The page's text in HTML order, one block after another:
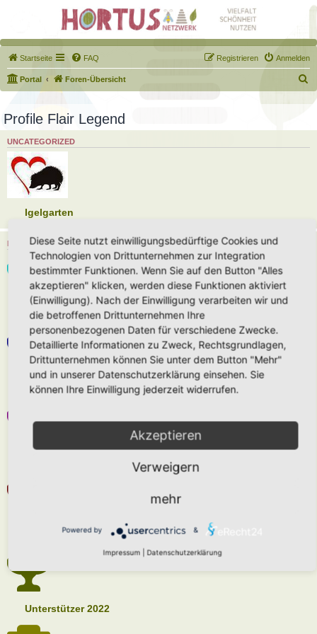
Startseite FAQ Anmelden
Registrieren
Portal Foren-Übersicht
h
e
Profile Flair Legend
UNCATEGORIZED
Igelgarten
HORTUS-NETZWERK UNTERSTÜTZER
Unterstützer 2026
Unterstützer 2025
Unterstützer 2023
Unterstützer 2022
Diese Seite nutzt einwilligungsbedürftige Cookies und
Technologien von Drittunternehmen zur Integration
bestimmter Funktionen. Wenn Sie auf den Button "Alles
akzeptieren" klicken, werden diese Funktionen aktiviert
(Einwilligung). Nach der Einwilligung verarbeiten wir und
die betroffenen Drittunternehmen Ihre
personenbezogenen Daten für verschiedene Zwecke.
Detaillierte Informationen zu Zweck, Rechtsgrundlagen,
Drittunternehmen können Sie unter dem Button "Mehr"
und in unserer Datenschutzerklärung einsehen. Sie
können Ihre Einwilligung jederzeit widerrufen.
Akzeptieren
Verweigern
mehr
Powered by &
Impressum Datenschutzerklärung